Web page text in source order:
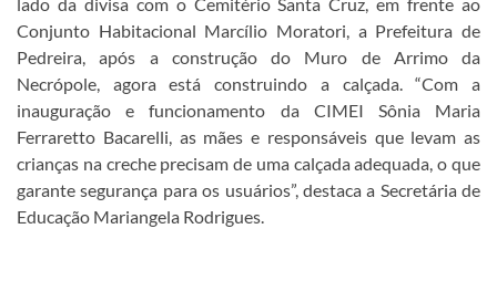
Conjunto Habitacional Marcílio Moratori, a Prefeitura de
Pedreira, após a construção do Muro de Arrimo da
Necrópole, agora está construindo a calçada. “Com a
inauguração e funcionamento da CIMEI Sônia Maria
Ferraretto Bacarelli, as mães e responsáveis que levam as
crianças na creche precisam de uma calçada adequada, o que
garante segurança para os usuários”, destaca a Secretária de
Educação Mariangela Rodrigues.